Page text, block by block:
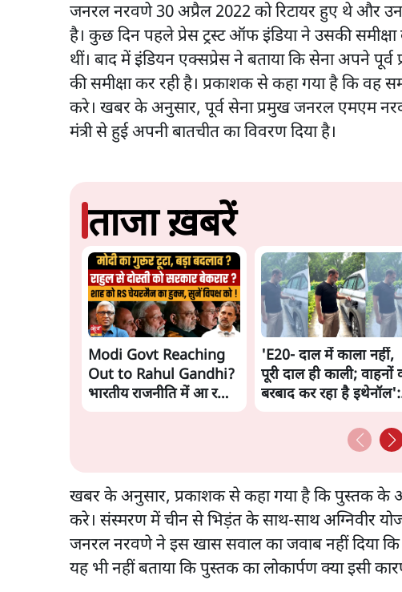
जनरल नरवणे 30 अप्रैल 2022 को रिटायर हुए थे और
है। कुछ दिन पहले प्रेस ट्रस्ट ऑफ इंडिया ने उसकी
थीं। बाद में इंडियन एक्सप्रेस ने बताया कि सेना अपने
की समीक्षा कर रही है। प्रकाशक से कहा गया है कि वह
करे। खबर के अनुसार, पूर्व सेना प्रमुख जनरल एमएम
मंत्री से हुई अपनी बातचीत का विवरण दिया है।
ताजा ख़बरें
Modi Govt Reaching
Out to Rahul Gandhi?
भारतीय राजनीति में आ रहा
'E20- दाल में काला नहीं,
पूरी दाल ही काली; वाहनों
बरबाद कर रहा है इथेनॉल':
खबर के अनुसार, प्रकाशक से कहा गया है कि पुस्तक के
करे। संस्मरण में चीन से भिड़ंत के साथ-साथ अग्निवीर
जनरल नरवणे ने इस खास सवाल का जवाब नहीं दिया कि
यह भी नहीं बताया कि पुस्तक का लोकार्पण क्या इसी